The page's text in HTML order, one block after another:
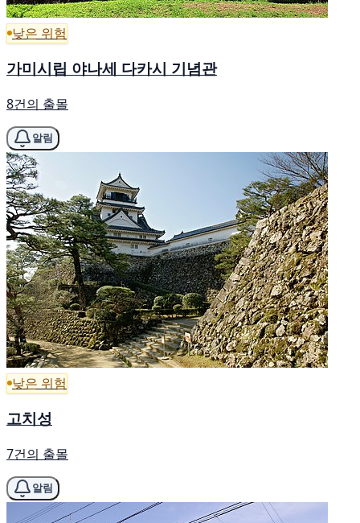
낮은 위험
가미시립 야나세 다카시 기념관
8건의 출몰
알림
낮은 위험
고치성
7건의 출몰
알림